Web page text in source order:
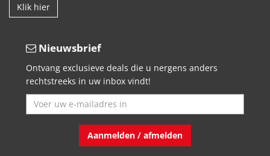
Klik hier
Nieuwsbrief
Ontvang exclusieve deals die u nergens anders
rechtstreeks in uw inbox vindt!
Aanmelden / afmelden